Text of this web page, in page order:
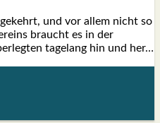
und vor allem nicht so
braucht es in der
tage­lang hin und her…